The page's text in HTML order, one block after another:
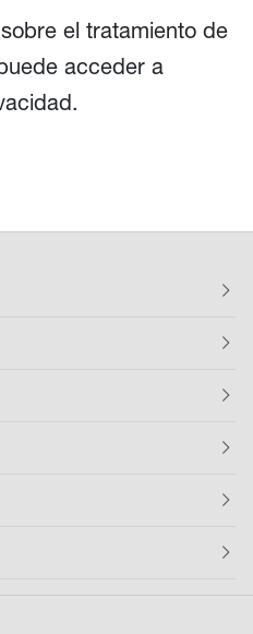
el tratamiento de
acceder a